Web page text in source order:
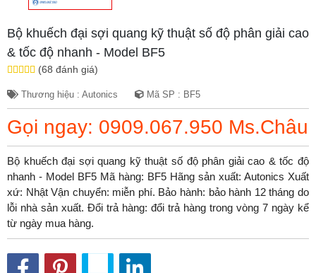
Bộ khuếch đại sợi quang kỹ thuật số độ phân giải cao
& tốc độ nhanh - Model BF5
(68 đánh giá)
Thương hiệu : Autonics Mã SP : BF5
Gọi ngay: 0909.067.950 Ms.Châu
Bộ khuếch đại sợi quang kỹ thuật số độ phân giải cao & tốc độ
nhanh - Model BF5 Mã hàng: BF5 Hãng sản xuất: Autonics Xuất
xứ: Nhật Vận chuyển: miễn phí. Bảo hành: bảo hành 12 tháng do
lỗi nhà sản xuất. Đổi trả hàng: đổi trả hàng trong vòng 7 ngày kể
từ ngày mua hàng.